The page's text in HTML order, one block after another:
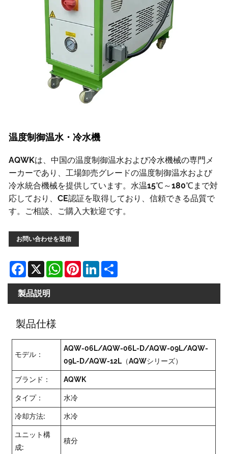
温度制御温水・冷水機
AQWKは、中国の温度制御温水および冷水機械の専門メ
ーカーであり、工場卸売グレードの温度制御温水および
冷水統合機械を提供しています。水温15℃～180℃まで対
応しており、CE認証を取得しており、信頼できる品質で
す。ご相談、ご購入大歓迎です。
お問い合わせを送信
Facebook
X WhatsApp
Pinterest
LinkedIn
製品説明
製品仕様
モデル：
AQW-06L/AQW-06L-D/AQW-09L/AQW-
09L-D/AQW-12L（AQWシリーズ）
ブランド： AQWK
タイプ： 水冷
冷却方法: 水冷
ユニット構
成:
積分